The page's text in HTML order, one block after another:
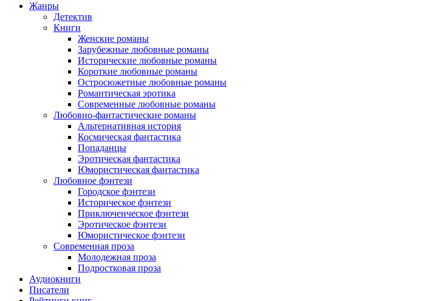
Жанры
Детектив
Книги
Женские романы
Зарубежные любовные романы
Исторические любовные романы
Короткие любовные романы
Остросюжетные любовные романы
Романтическая эротика
Современные любовные романы
Любовно-фантастические романы
Альтернативная история
Космическая фантастика
Попаданцы
Эротическая фантастика
Юмористическая фантастика
Любовное фэнтези
Городское фэнтези
Историческое фэнтези
Приключенческое фэнтези
Эротическое фэнтези
Юмористическое фэнтези
Современная проза
Молодежная проза
Подростковая проза
Аудиокниги
Писатели